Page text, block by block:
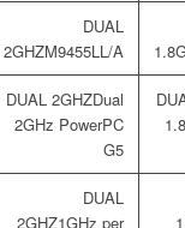
M9455LL/A
Dual
2GHz PowerPC
G5
1GHz per